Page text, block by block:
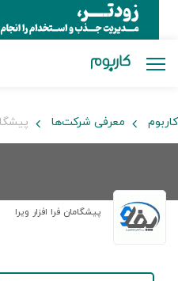
کاربوم معرفی شرکت‌ها
پیشگامان فرا افزار ویرا